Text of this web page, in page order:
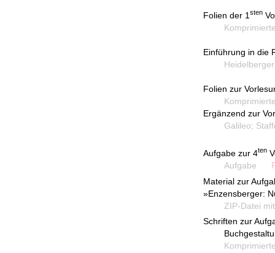
Folien der 1 sten
Komprimierte
Einführung in die
Heidelberger
Folien zur
Komprimierte
Ergänzend zur
Galileo; Staffel
Aufgabe zur 4ten
Aufgabe
Material zur
»Enzensberger:
ZIP-Datei mit
Schriften zur
Buchgestaltung
Komprimierte